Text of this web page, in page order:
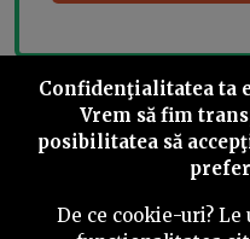
Confidenţialitatea ta
Vrem să fim
posibilitatea să
De ce cookie-uri?